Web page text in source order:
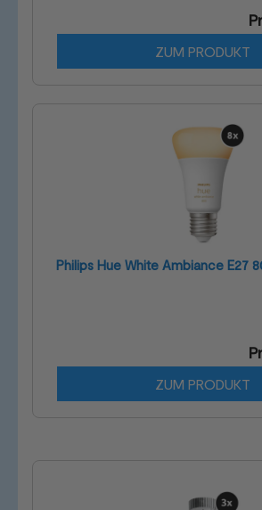
ZUM PRODUKT
Philips Hue White Ambiance E27
ZUM PRODUKT